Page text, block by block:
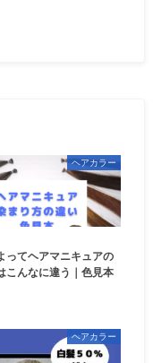
ヘアカラー
ってヘアマニキュアの
こんなに違う｜色見本
ヘアカラー